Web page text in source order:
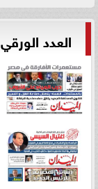
العدد الورقي